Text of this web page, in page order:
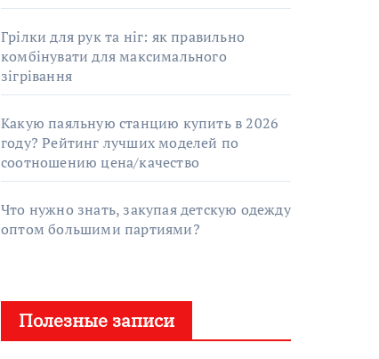
Грілки для рук та ніг: як правильно
комбінувати для максимального
зігрівання
Какую паяльную станцию купить в 2026
году? Рейтинг лучших моделей по
соотношению цена/качество
Что нужно знать, закупая детскую одежду
оптом большими партиями?
Полезные записи